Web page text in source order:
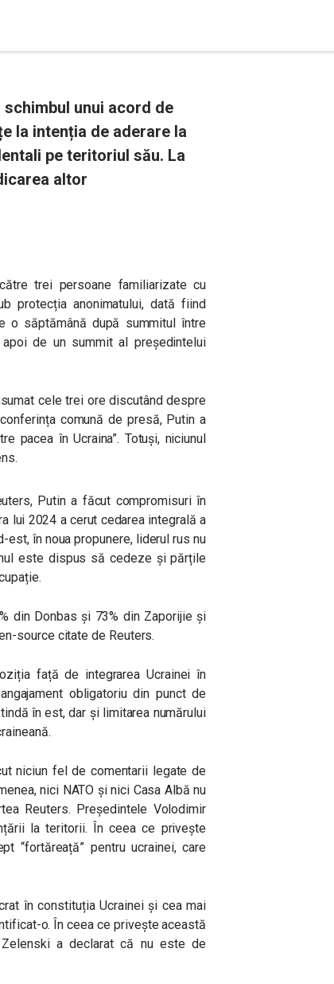
unui acord de
la intenția de aderare la
pe teritoriul său. La
altor
trei persoane familiarizate cu
protecția anonimatului, dată fiind
o săptămână după summitul între
de un summit al președintelui
cele trei ore discutând despre
comună de presă, Putin a
pacea în Ucraina”. Totuși, niciunul
Putin a făcut compromisuri în
lui 2024 a cerut cedarea integrală a
în noua propunere, liderul rus nu
este dispus să cedeze și părțile
din Donbas și 73% din Zaporijie și
source citate de Reuters.
față de integrarea Ucrainei în
obligatoriu din punct de
în est, dar și limitarea numărului
niciun fel de comentarii legate de
nici NATO și nici Casa Albă nu
Reuters. Președintele Volodimir
la teritorii. În ceea ce privește
“fortăreață” pentru ucrainei, care
în constituția Ucrainei și cea mai
o. În ceea ce privește această
a declarat că nu este de